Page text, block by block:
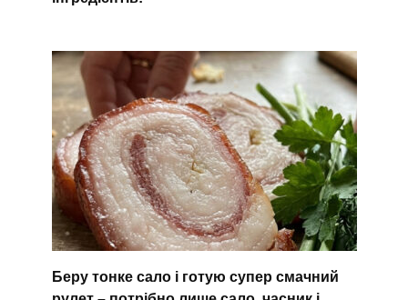
Беру тонке сало і готую супер смачний